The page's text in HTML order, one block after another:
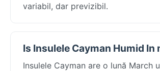
variabil, dar previzibil.
Is Insulele Cayman Humid In
Insulele Cayman are o lună March